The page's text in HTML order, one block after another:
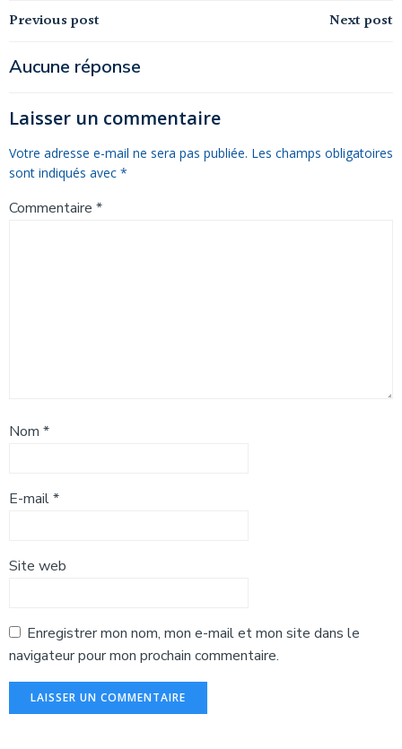
Navigation
de
l’article
Previous post Navigation
l’article
Next post
Aucune réponse
Laisser un commentaire
Votre adresse e-mail ne sera pas publiée. Les champs obligatoires
sont indiqués avec *
Commentaire *
Nom *
E-mail*
Site web
Enregistrer mon nom, mon e-mail et mon site dans le
navigateur pour mon prochain commentaire.